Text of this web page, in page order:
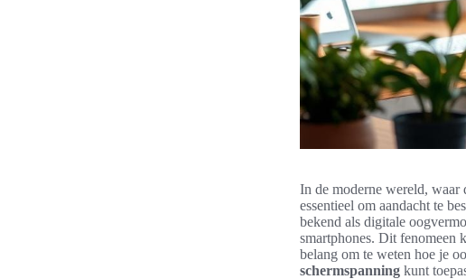
In de moderne wereld, waar
essentieel om aandacht te
bekend als digitale
smartphones. Dit fenomeen
belang om te weten hoe je
schermspanning kunt